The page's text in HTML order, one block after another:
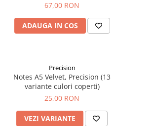
67,00 RON
ADAUGA IN COS
Precision
Notes A5 Velvet, Precision (13
variante culori coperti)
25,00 RON
VEZI VARIANTE